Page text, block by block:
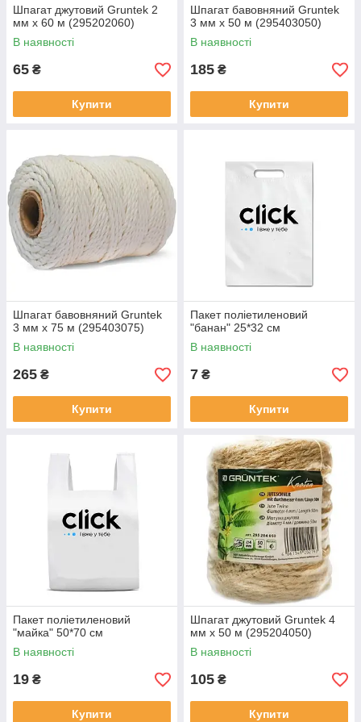
Шпагат джутовий Gruntek 2
мм х 60 м (295202060)
В наявності
65 ₴
Купити
Шпагат бавовняний Gruntek
3 мм х 50 м (295403050)
В наявності
185 ₴
Купити
Шпагат бавовняний Gruntek
3 мм х 75 м (295403075)
В наявності
265 ₴
Купити
Пакет поліетиленовий
"банан" 25*32 см
В наявності
7 ₴
Купити
Пакет поліетиленовий
"майка" 50*70 см
В наявності
19 ₴
Купити
Шпагат джутовий Gruntek 4
мм х 50 м (295204050)
В наявності
105 ₴
Купити